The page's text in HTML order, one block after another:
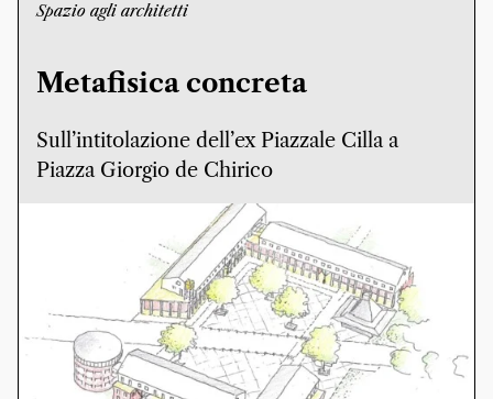
Spazio agli architetti
Metafisica concreta
Sull’intitolazione dell’ex Piazzale Cilla a
Piazza Giorgio de Chirico